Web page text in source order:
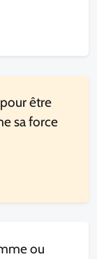
être
sa force
ou